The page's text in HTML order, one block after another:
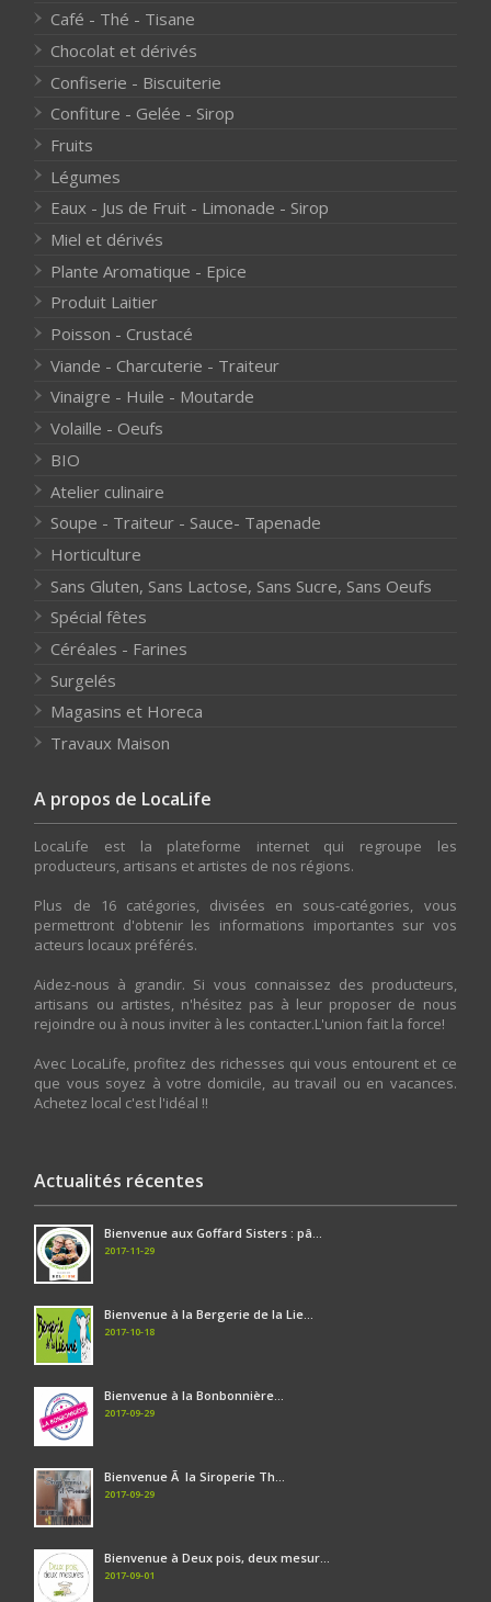
Café - Thé - Tisane
Chocolat et dérivés
Confiserie - Biscuiterie
Confiture - Gelée - Sirop
Fruits
Légumes
Eaux - Jus de Fruit - Limonade - Sirop
Miel et dérivés
Plante Aromatique - Epice
Produit Laitier
Poisson - Crustacé
Viande - Charcuterie - Traiteur
Vinaigre - Huile - Moutarde
Volaille - Oeufs
BIO
Atelier culinaire
Soupe - Traiteur - Sauce- Tapenade
Horticulture
Sans Gluten, Sans Lactose, Sans Sucre, Sans Oeufs
Spécial fêtes
Céréales - Farines
Surgelés
Magasins et Horeca
Travaux Maison
A propos de LocaLife
LocaLife est la plateforme internet qui regroupe les
producteurs, artisans et artistes de nos régions.
Plus de 16 catégories, divisées en sous-catégories, vous
permettront d'obtenir les informations importantes sur vos
acteurs locaux préférés.
Aidez-nous à grandir. Si vous connaissez des producteurs,
artisans ou artistes, n'hésitez pas à leur proposer de nous
rejoindre ou à nous inviter à les contacter.L'union fait la force!
Avec LocaLife, profitez des richesses qui vous entourent et ce
que vous soyez à votre domicile, au travail ou en vacances.
Achetez local c'est l'idéal !!
Actualités récentes
Bienvenue aux Goffard Sisters : pâ...
2017-11-29
Bienvenue à la Bergerie de la Lie...
2017-10-18
Bienvenue à la Bonbonnière...
2017-09-29
Bienvenue Ã la Siroperie Th...
2017-09-29
Bienvenue à Deux pois, deux mesur...
2017-09-01